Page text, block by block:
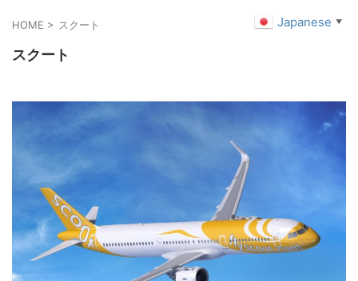
HOME > スクート
スクート
Japanese ▼